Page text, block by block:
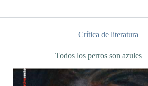
Crítica de literatura
Todos los perros son azules